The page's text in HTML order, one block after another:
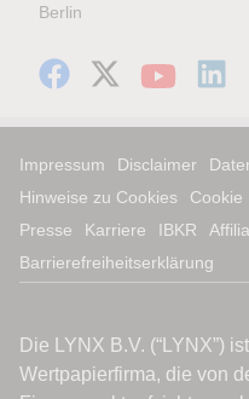
Berlin
Impressum Disclaimer
Hinweise zu Cookies
Cookie
Presse
Karriere IBKR
Barrierefreiheitserklärung